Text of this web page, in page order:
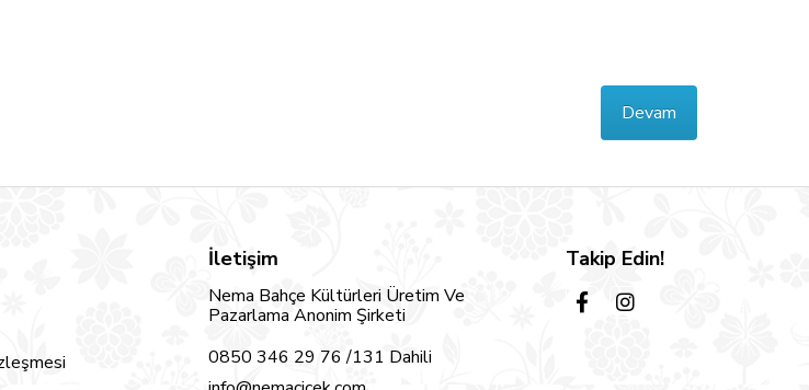
Devam
İletişim
Nema Bahçe Kültürleri Üretim Ve
Pazarlama Anonim Şirketi
0850 346 29 76 /131 Dahili
Takip Edin!